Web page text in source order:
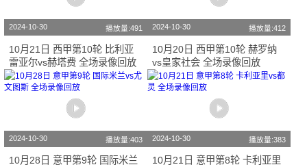
2024-10-30 播放量:491
10月21日 西甲第10轮 比利亚
雷亚尔vs赫塔费 全场录像回放
2024-10-30 播放量:412
10月20日 西甲第10轮 赫罗纳
vs皇家社会 全场录像回放
2024-10-30 播放量:403
10月28日 意甲第9轮 国际米兰
2024-10-30 播放量:383
10月21日 意甲第8轮 卡利亚里